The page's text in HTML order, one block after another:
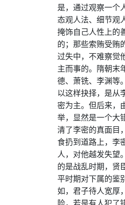
是，通过观察一个
态观人法、细节观
掩饰自己人性上的
的；那些索贿受贿
过失中，不难察觉
主而事的。隋朝末
德、萧铣、李渊等
以这样抉择，是从
密为主。但后来，
举，显然是一个大
清了李密的真面目
食扔到道路上，李
人，对他越发失望
的是战乱时期，贤
平时期对下属的鉴
如，君子待人宽厚
险，若是有人犯了